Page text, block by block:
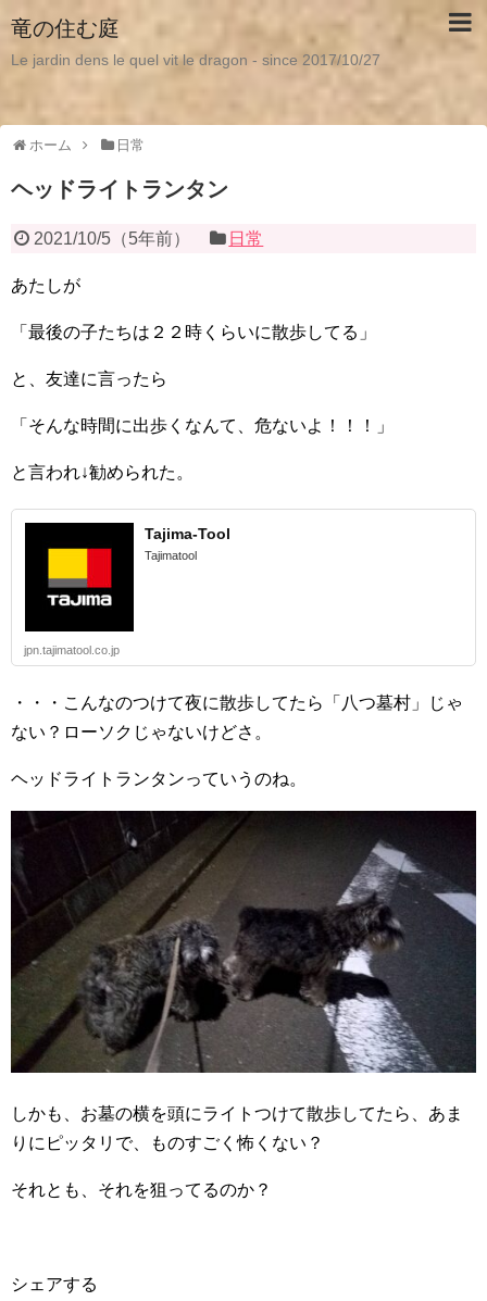
竜の住む庭
Le jardin dens le quel vit le dragon - since 2017/10/27
ホーム 日常
ヘッドライトランタン
2021/10/5（5年前） 日常
あたしが
「最後の子たちは２２時くらいに散歩してる」
と、友達に言ったら
「そんな時間に出歩くなんて、危ないよ！！！」
と言われ↓勧められた。
Tajima-Tool
Tajimatool
jpn.tajimatool.co.jp
・・・こんなのつけて夜に散歩してたら「八つ墓村」じゃ
ない？ローソクじゃないけどさ。
ヘッドライトランタンっていうのね。
しかも、お墓の横を頭にライトつけて散歩してたら、あま
りにピッタリで、ものすごく怖くない？
それとも、それを狙ってるのか？
シェアする